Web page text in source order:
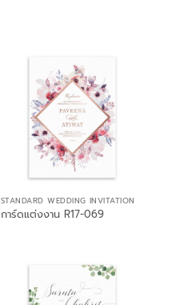
STANDARD WEDDING INVITATION
การ์ดแต่งงาน R17-069